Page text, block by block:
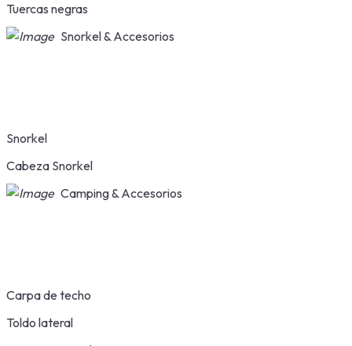
Tuercas negras
Snorkel & Accesorios
Snorkel
Cabeza Snorkel
Camping & Accesorios
Carpa de techo
Toldo lateral